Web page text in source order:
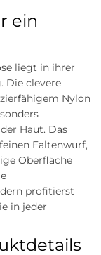
ein
liegt in ihrer
Die clevere
Nylon
Haut. Das
Faltenwurf,
Oberfläche
profitierst
in jeder